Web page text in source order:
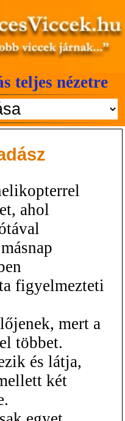
teljes nézetre
ahol
figyelmezteti
mert a
többet.
és látja,
két